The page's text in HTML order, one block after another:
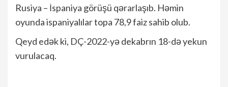
Rusiya – İspaniya görüşü qərarlaşıb. Həmin
oyunda ispaniyalılar topa 78,9 faiz sahib olub.
Qeyd edək ki, DÇ-2022-yə dekabrın 18-də yekun
vurulacaq.